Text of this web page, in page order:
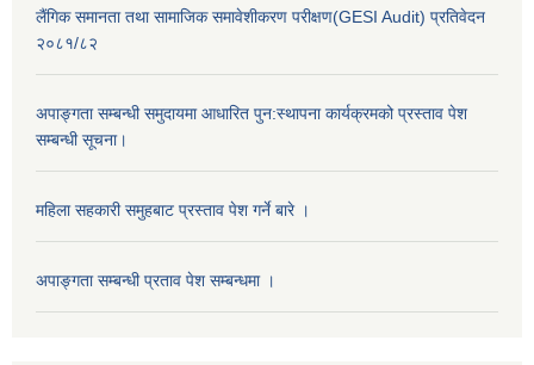
लैंगिक समानता तथा सामाजिक समावेशीकरण परीक्षण(GESI Audit) प्रतिवेदन
२०८१/८२
अपाङ्गता सम्बन्धी समुदायमा आधारित पुन:स्थापना कार्यक्रमको प्रस्ताव पेश
सम्बन्धी सूचना।
महिला सहकारी समुहबाट प्रस्ताव पेश गर्ने बारे ।
अपाङ्गता सम्बन्धी प्रताव पेश सम्बन्धमा ।